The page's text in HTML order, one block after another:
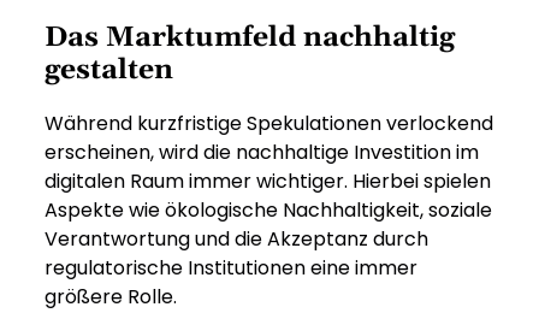
Das Marktumfeld nachhaltig
gestalten
Während kurzfristige Spekulationen verlockend
erscheinen, wird die nachhaltige Investition im
digitalen Raum immer wichtiger. Hierbei spielen
Aspekte wie ökologische Nachhaltigkeit, soziale
Verantwortung und die Akzeptanz durch
regulatorische Institutionen eine immer
größere Rolle.